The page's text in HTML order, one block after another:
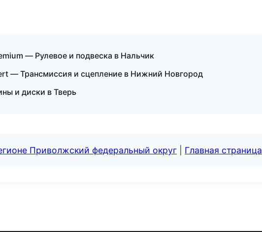
— Рулевое и подвеска в Нальчик
— Трансмиссия и сцепление в Нижний Новгород
и диски в Тверь
Приволжский федеральный округ Главная страница